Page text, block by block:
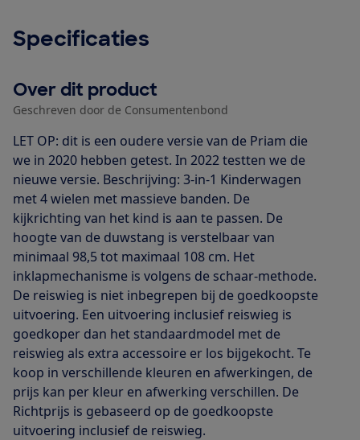
Specificaties
Over dit product
Geschreven door de Consumentenbond
LET OP: dit is een oudere versie van de Priam die
we in 2020 hebben getest. In 2022 testten we de
nieuwe versie. Beschrijving: 3-in-1 Kinderwagen
met 4 wielen met massieve banden. De
kijkrichting van het kind is aan te passen. De
hoogte van de duwstang is verstelbaar van
minimaal 98,5 tot maximaal 108 cm. Het
inklapmechanisme is volgens de schaar-methode.
De reiswieg is niet inbegrepen bij de goedkoopste
uitvoering. Een uitvoering inclusief reiswieg is
goedkoper dan het standaardmodel met de
reiswieg als extra accessoire er los bijgekocht. Te
koop in verschillende kleuren en afwerkingen, de
prijs kan per kleur en afwerking verschillen. De
Richtprijs is gebaseerd op de goedkoopste
uitvoering inclusief de reiswieg.